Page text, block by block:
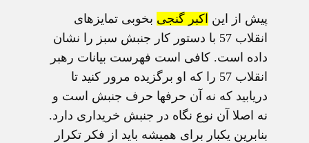
پیش از این اکبر گنجی بخوبی تمایزهای
انقلاب 57 با دستور کار جنبش سبز را نشان
داده است. کافی است فهرست بیانات رهبر
انقلاب 57 را که او برگزیده مرور کنید تا
دریابید که نه آن حرفها حرف جنبش است و
نه اصلا آن نوع نگاه در جنبش خریداری دارد.
بنابرین یکبار برای همیشه باید از فکر تکرار